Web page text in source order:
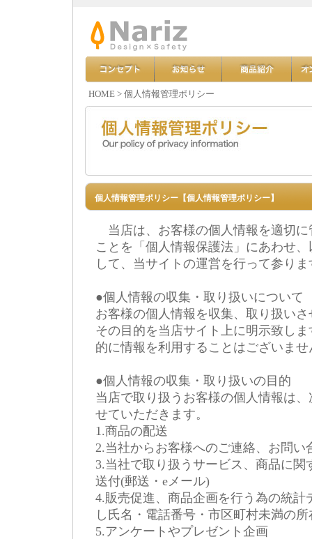
HOME> 個人情報管理ポリシー
個人情報管理ポリシー【個人情報管理ポリシー】
当店は、お客様の個人情報を適切に
ことを「個人情報保護法」にあわせ
して、当サイトの運営を行って参りま
●個人情報の収集・取り扱いについて
お客様の個人情報を収集、取り扱い
その目的を当店サイト上に明示致し
的に情報を利用することはございませ
●個人情報の収集・取り扱いの目的
当店で取り扱うお客様の個人情報は
せていただきます。
1.商品の配送
2.当社からお客様へのご連絡、お問い
3.当社で取り扱うサービス、商品に関
送付(郵送・eメール)
4.販売促進、商品企画を行う為の統計
し氏名・電話番号・市区町村未満の
5.アンケートやプレゼント企画